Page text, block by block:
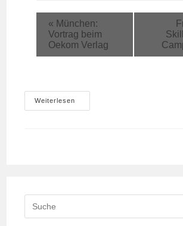
« München:
Vortrag beim
Oekom Verlag
Weiterlesen
Berlin:
this